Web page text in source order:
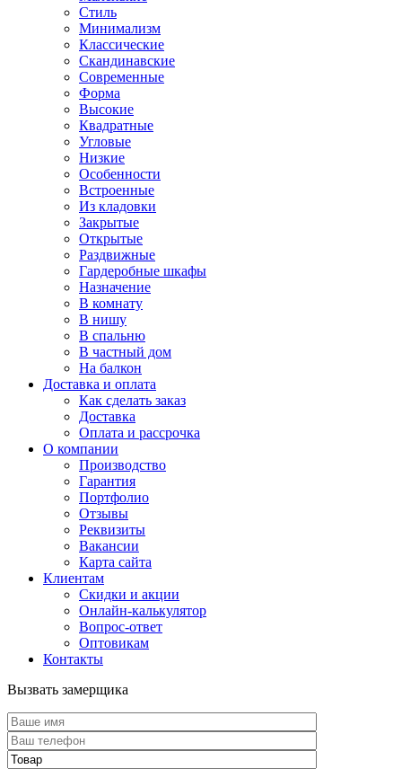
Стиль
Минимализм
Классические
Скандинавские
Современные
Форма
Высокие
Квадратные
Угловые
Низкие
Особенности
Встроенные
Из кладовки
Закрытые
Открытые
Раздвижные
Гардеробные шкафы
Назначение
В комнату
В нишу
В спальню
В частный дом
На балкон
Доставка и оплата
Как сделать заказ
Доставка
Оплата и рассрочка
О компании
Производство
Гарантия
Портфолио
Отзывы
Реквизиты
Вакансии
Карта сайта
Клиентам
Скидки и акции
Онлайн-калькулятор
Вопрос-ответ
Оптовикам
Контакты
Вызвать замерщика